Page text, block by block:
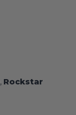
, Rockstar